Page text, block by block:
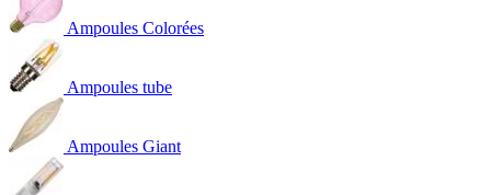
Ampoules Colorées
Ampoules tube
Ampoules Giant